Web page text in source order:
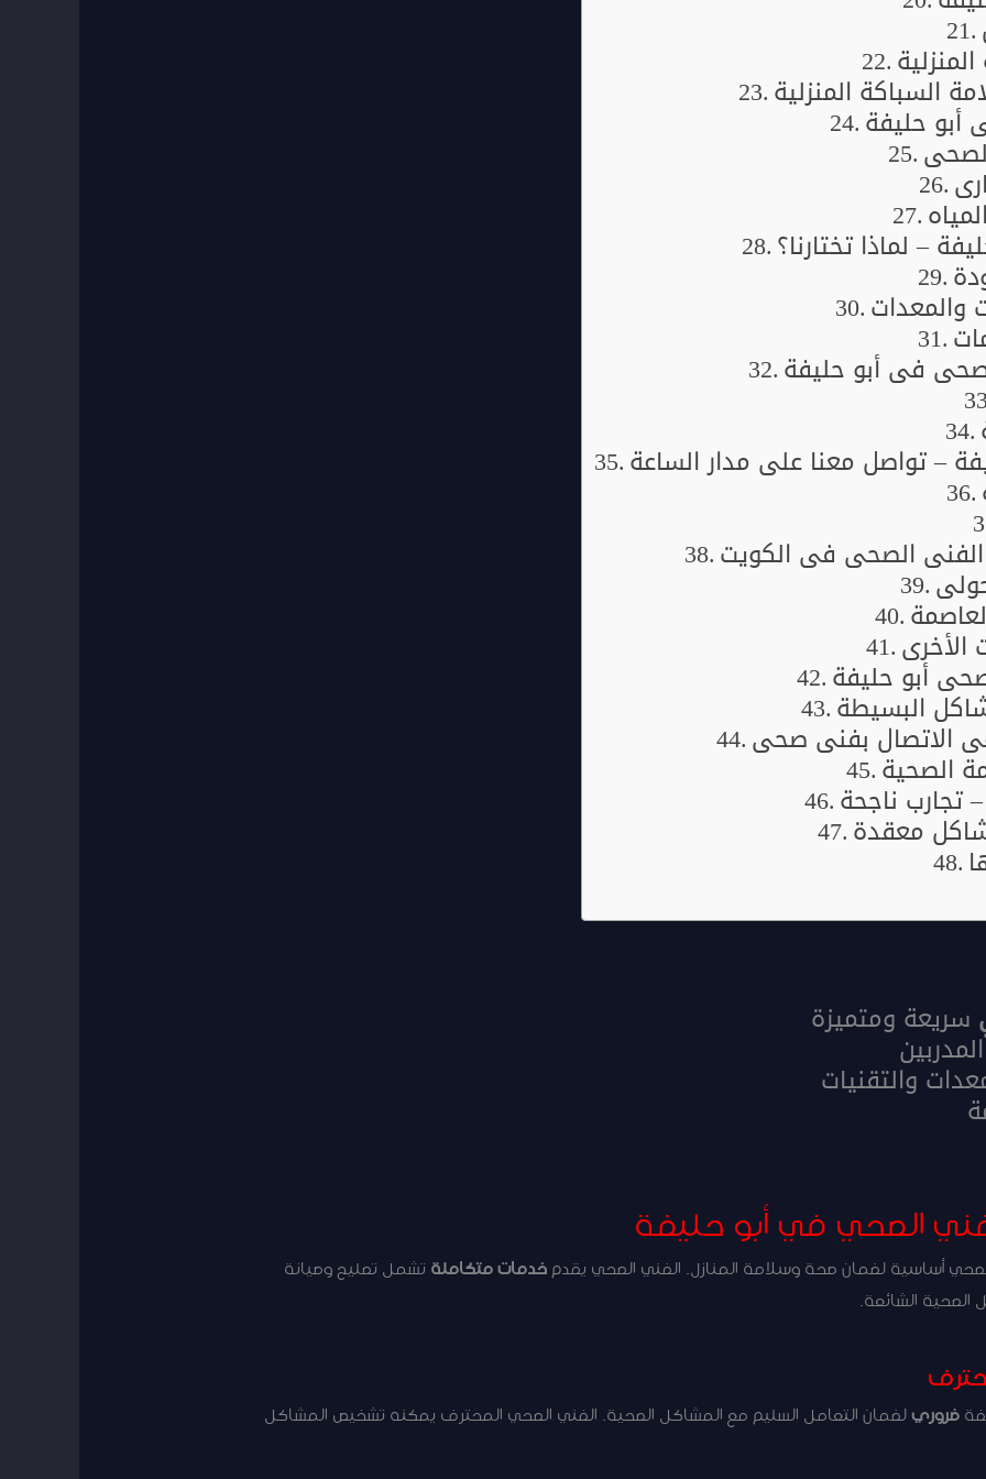
السباكة المنزلية
حليفة
– لماذا تختارنا؟
والمعدات
في أبو حليفة
– تواصل معنا على مدار الساعة
الصحي في الكويت
الأخرى
أبو حليفة
البسيطة
الاتصال بفني صحي
الصحية
ناجحة
معقدة
سريعة ومتميزة
والتقنيات
الصحي في أبو حليفة
أساسية لضمان صحة وسلامة المنازل. الفني الصحي يقدم خدمات متكاملة تشمل تصليح وصيانة
الشائعة.
ضروريلضمان التعامل السليم مع المشاكل الصحية. الفني الصحي المحترف يمكنه تشخيص المشاكل